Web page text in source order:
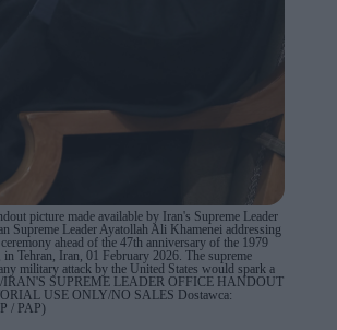
picture made available by Iran's Supreme Leader
Supreme Leader Ayatollah Ali Khamenei addressing
ahead of the 47th anniversary of the 1979
Tehran, Iran, 01 February 2026. The supreme
military attack by the United States would spark a
IRAN'S SUPREME LEADER OFFICE HANDOUT
USE ONLY/NO SALES Dostawca:
/ PAP)